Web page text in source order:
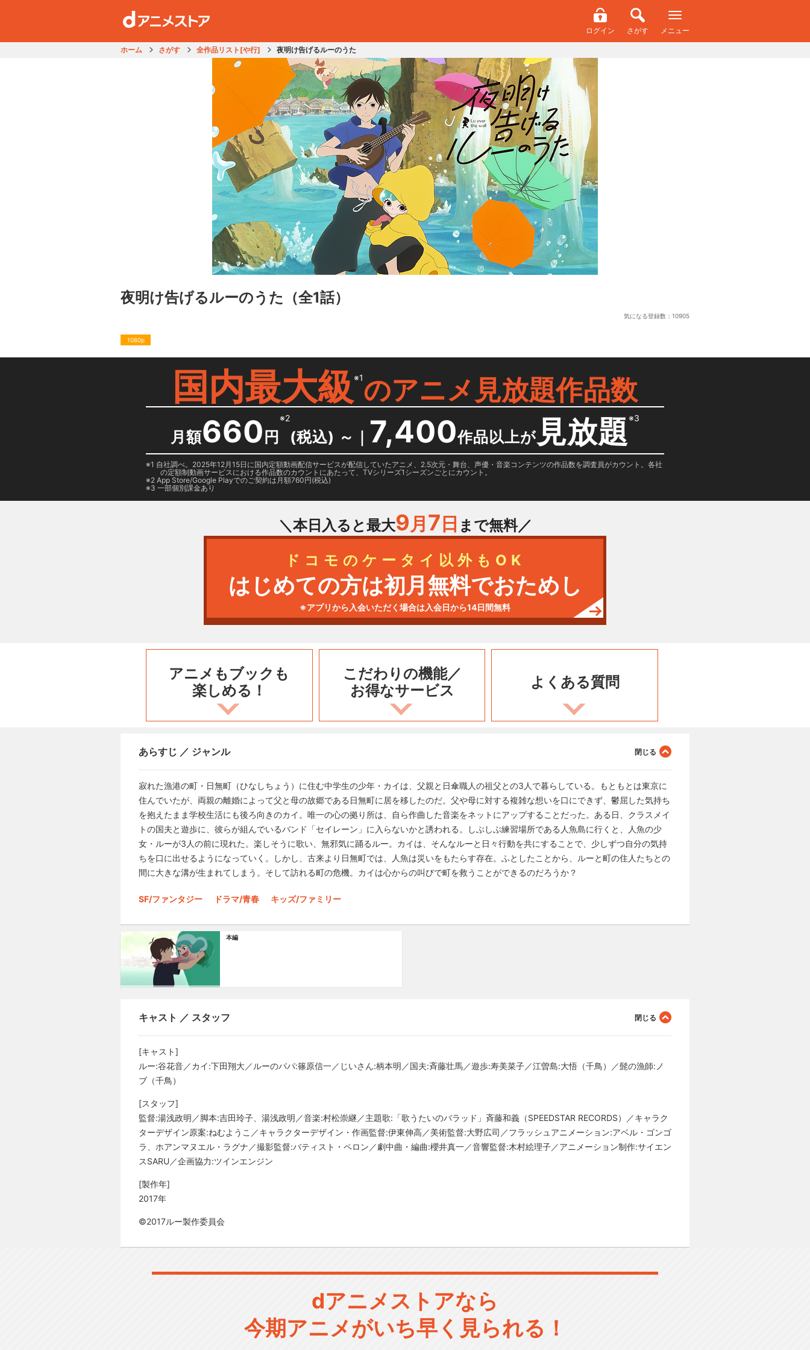
ログイン さがす メニュー
ホーム さがす 全作品リスト[や行] 夜明け告げるルーのうた
夜明け告げるルーのうた （全1話）
気になる登録数： 10905
1080p
国内最大級 ※1のアニメ見放題作品数
月額660 円
※2
(税込) ～ ｜ 7,400作品以上が 見放題※3
1 自社調べ。2025年12月15日に国内定額動画配信サービスが配信していたアニメ、2.5次元・舞台、声優・音楽コンテンツの作品数を調査員がカウント。各社
の定額制動画サービスにおける作品数のカウントにあたって、TVシリーズ1シーズンごとにカウント。
2 App Store/Google Playでのご契約は月額760円(税込)
3 一部個別課金あり
＼本日入ると最大9月 7 日 まで無料／
ドコモのケータイ以外もOK
はじめての方は初月無料でおためし
※アプリから入会いただく場合は入会日から14日間無料
アニメもブックも
楽しめる！
こだわりの機能／
お得なサービス
よくある質問
あらすじ ／ ジャンル
寂れた漁港の町・日無町（ひなしちょう）に住む中学生の少年・カイは、父親と日傘職人の祖父との3人で暮らしている。もともとは東京に
住んでいたが、両親の離婚によって父と母の故郷である日無町に居を移したのだ。父や母に対する複雑な想いを口にできず、鬱屈した気持ち
を抱えたまま学校生活にも後ろ向きのカイ。唯一の心の拠り所は、自ら作曲した音楽をネットにアップすることだった。ある日、クラスメイ
トの国夫と遊歩に、彼らが組んでいるバンド「セイレーン」に入らないかと誘われる。しぶしぶ練習場所である人魚島に行くと、人魚の少
女・ルーが3人の前に現れた。楽しそうに歌い、無邪気に踊るルー。カイは、そんなルーと日々行動を共にすることで、少しずつ自分の気持
ちを口に出せるようになっていく。しかし、古来より日無町では、人魚は災いをもたらす存在。ふとしたことから、ルーと町の住人たちとの
間に大きな溝が生まれてしまう。そして訪れる町の危機。カイは心からの叫びで町を救うことができるのだろうか？
SF/ファンタジー ドラマ/青春 キッズ/ファミリー
本編
キャスト ／ スタッフ
[キャスト]
ルー:谷花音／カイ:下田翔大／ルーのパパ:篠原信一／じいさん:柄本明／国夫:斉藤壮馬／遊歩:寿美菜子／江曽島:大悟（千鳥）／髭の漁師:ノ
ブ（千鳥）
[スタッフ]
監督:湯浅政明／脚本:吉田玲子、湯浅政明／音楽:村松崇継／主題歌:「歌うたいのバラッド」斉藤和義（SPEEDSTAR RECORDS）／キャラク
ターデザイン原案:ねむようこ／キャラクターデザイン・作画監督:伊東伸高／美術監督:大野広司／フラッシュアニメーション:アベル・ゴンゴ
ラ、ホアンマヌエル・ラグナ／撮影監督:バティスト・ペロン／劇中曲・編曲:櫻井真一／音響監督:木村絵理子／アニメーション制作:サイエン
スSARU／企画協力:ツインエンジン
[製作年]
2017年
©2017ルー製作委員会
dアニメストアなら
今期アニメがいち早く見られる！